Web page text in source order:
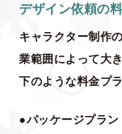
デザイン依頼の
キャラクター制作
業範囲によって大
下のような料金プ
●パッケージプラン